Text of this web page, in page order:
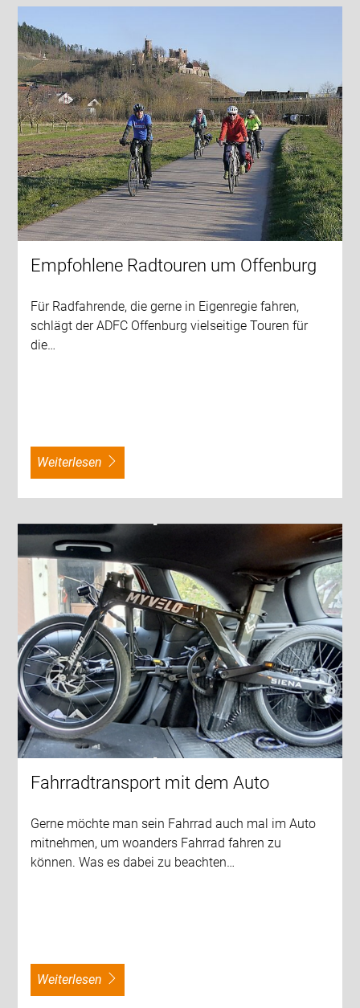
Empfohlene Radtouren um Offenburg
Für Radfahrende, die gerne in Eigenregie fahren,
schlägt der ADFC Offenburg vielseitige Touren für
die…
weiterlesen
Fahrradtransport mit dem Auto
Gerne möchte man sein Fahrrad auch mal im Auto
mitnehmen, um woanders Fahrrad fahren zu
können. Was es dabei zu beachten…
weiterlesen